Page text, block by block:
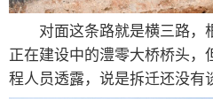
对面这条路就是横三路，
正在建设中的澧零大桥桥头，
程人员透露，说是拆迁还没有